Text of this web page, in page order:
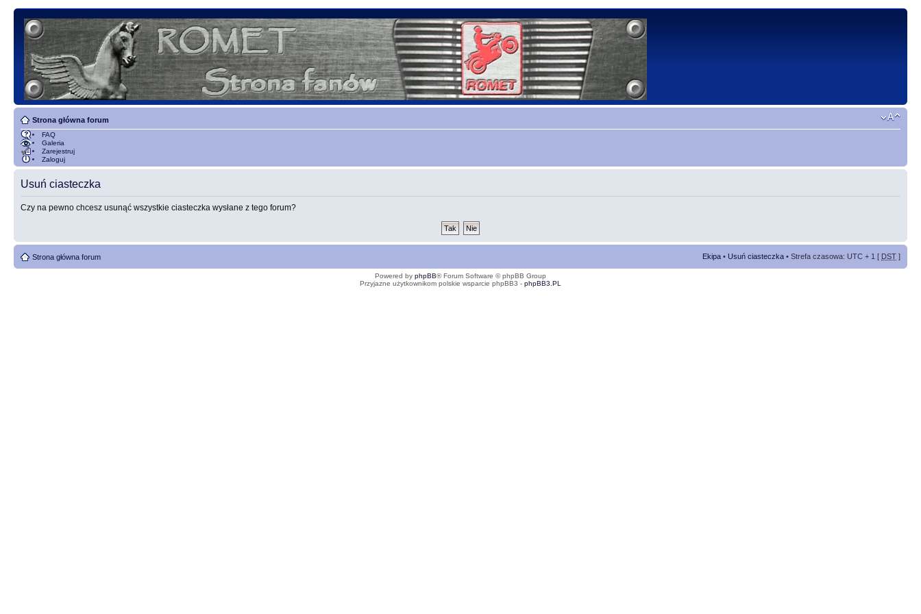
Strona główna forum
FAQ
Galeria
Zarejestruj
Zaloguj
Usuń ciasteczka
Czy na pewno chcesz usunąć wszystkie ciasteczka wysłane z tego forum?
Strona główna forum Ekipa • Usuń ciasteczka • Strefa czasowa: UTC + 1 [ DST ]
Powered by phpBB® Forum Software © phpBB Group
Przyjazne użytkownikom polskie wsparcie phpBB3 - phpBB3.PL